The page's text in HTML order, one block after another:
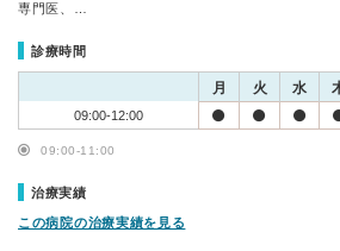
専門医、…
診療時間
月 火 水
09:00-12:00
09:00-11:00
治療実績
この病院の治療実績を見る